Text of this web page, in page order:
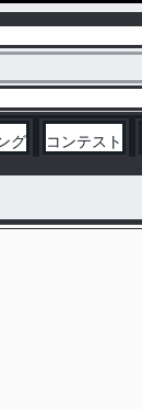
グ コンテスト